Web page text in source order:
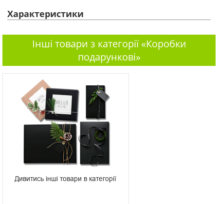
Характеристики
Інші товари з категорії «Коробки
подарункові»
Дивитись інші товари в категорії